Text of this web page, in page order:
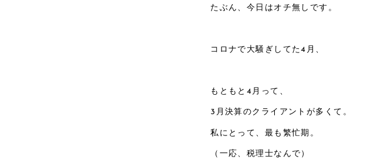
たぶん、今日はオチ無しです。
コロナで大騒ぎしてた4月、
もともと4月って、
3月決算のクライアントが多くて。
私にとって、最も繁忙期。
（一応、税理士なんで）